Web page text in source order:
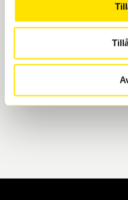
När du beställer dina nya
levereras de direkt till
Göteborg. Välj mellan
Mölndal. I beställningen
vi till att de uppfyller alla